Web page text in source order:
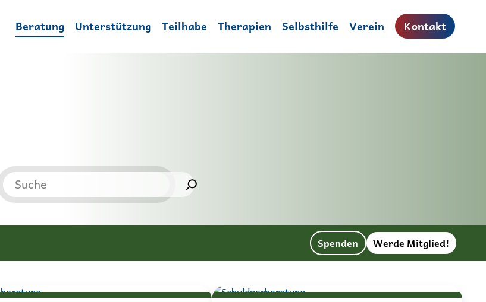
Beratung Unterstützung Teilhabe Therapien Selbsthilfe Verein Kontakt
Spenden Werde Mitglied!
Suchen